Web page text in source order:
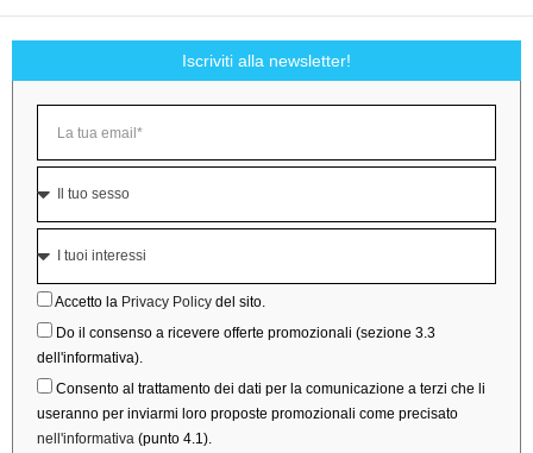
Iscriviti alla newsletter!
Accetto la Privacy Policy del sito.
Do il consenso a ricevere offerte promozionali (sezione 3.3
dell'informativa).
Consento al trattamento dei dati per la comunicazione a terzi che li
useranno per inviarmi loro proposte promozionali come precisato
nell'informativa (punto 4.1).